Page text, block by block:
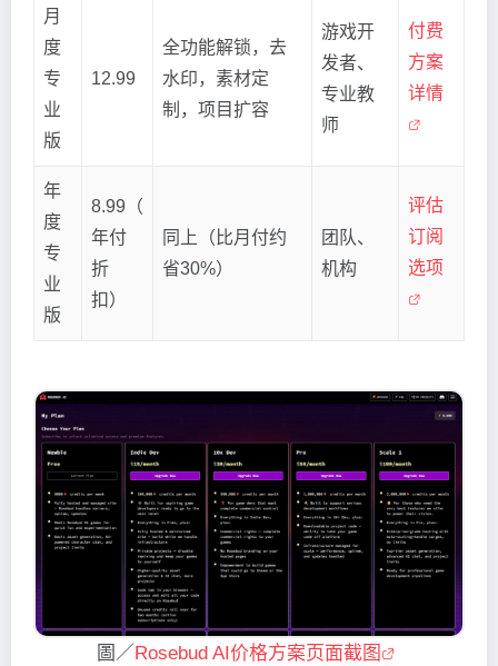
月
度
专
业
版
12.99
全功能解锁，去
水印，素材定
制，项目扩容
游戏开
发者、
专业教
师
付费
方案
详情
年
度
专
业
版
8.99（
年付
折
扣）
同上（比月付约
省30%）
团队、
机构
评估
订阅
选项
圖／ Rosebud AI价格方案页面截图